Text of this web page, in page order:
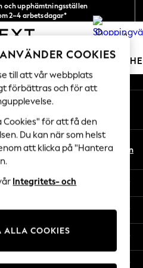
och upphämtningsställen
2–4 arbetsdagar*
0
DAMER HERRAR
Sets
nätverk
Sv En
COOKIES
till att vår webbplats
förbättras och för att
Cookies" för att få den
Du kan när som helst
att klicka på "Hantera
Integritets- och
ALLA COOKIES